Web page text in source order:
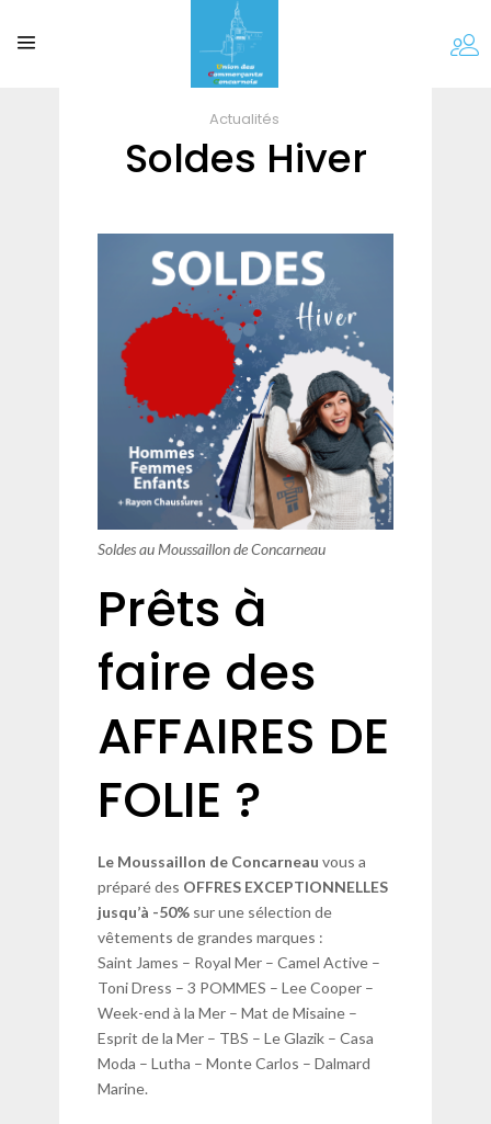
Actualités
Soldes Hiver
Soldes au Moussaillon de Concarneau
Prêts à
faire des
AFFAIRES DE
FOLIE ?
Le Moussaillon de Concarneau vous a
préparé des OFFRES EXCEPTIONNELLES
jusqu’à -50% sur une sélection de
vêtements de grandes marques :
Saint James – Royal Mer – Camel Active –
Toni Dress – 3 POMMES – ️Lee Cooper –
Week-end à la Mer – Mat de Misaine –
Esprit de la Mer – TBS – Le Glazik – Casa
Moda – Lutha – Monte Carlos – Dalmard
Marine.